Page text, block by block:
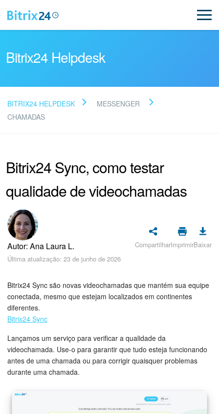
Leia as perguntas
Novo
Suporte do Bitrix24
Cadastro e Login no Bitrix24
Segurança
Feed
Messenger
Bitrix24 Collabs
Calendário
Bitrix24 Drive
Bitrix24 Helpdesk
BITRIX24 HELPDESK
MESSENGER
CHAMADAS
Bitrix24 Sync, como testar
qualidade de videochamadas
Autor: Ana Laura L.
Última atualização: 23 de junho de 2026
CompartilharImprimirBaixar
Bitrix24 Sync são novas videochamadas que mantém sua equipe
conectada, mesmo que estejam localizados em continentes
diferentes.
Bitrix24 Sync
Lançamos um serviço para verificar a qualidade da
videochamada. Use-o para garantir que tudo esteja funcionando
antes de uma chamada ou para corrigir quaisquer problemas
durante uma chamada.